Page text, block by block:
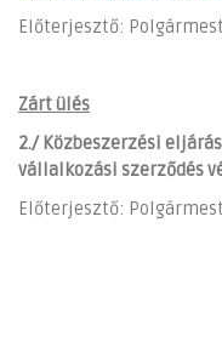
Előterjesztő:
Zárt ülés
2./ Közbeszerzési
vállalkozási szerződés
Előterjesztő: